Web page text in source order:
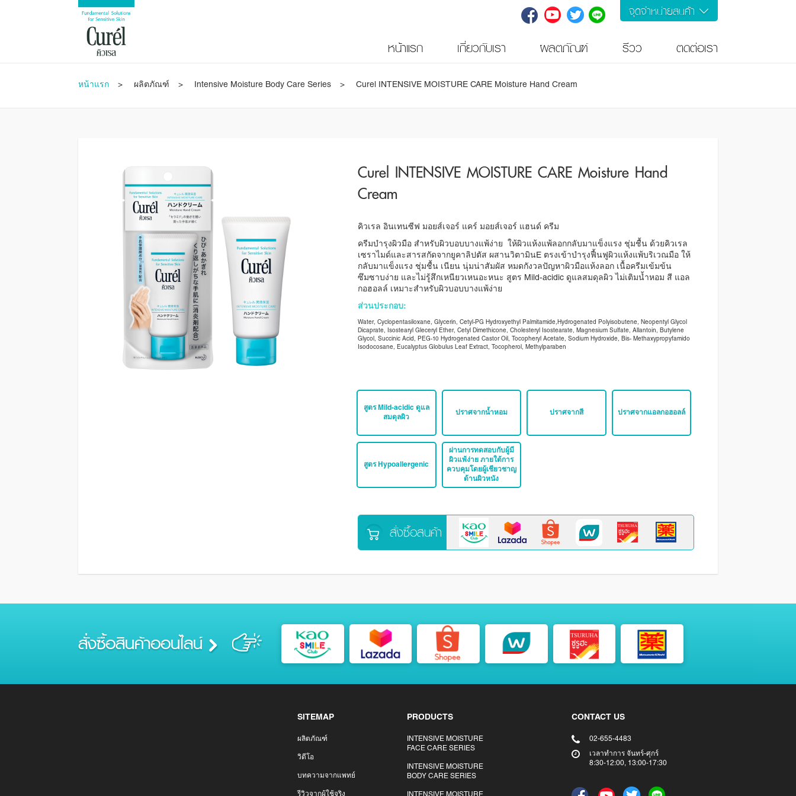
จุดจำหน่ายสินค้า
หน้าแรก เกี่ยวกับเรา ผลิตภัณฑ์ รีวิว ติดต่อเรา
หน้าแรก ผลิตภัณฑ์ Intensive Moisture Body Care Series Curel INTENSIVE MOISTURE CARE Moisture Hand Cream
Curel INTENSIVE MOISTURE CARE Moisture Hand
Cream
คิวเรล อินเทนซีฟ มอยส์เจอร์ แคร์ มอยส์เจอร์ แฮนด์ ครีม
ครีมบำรุงผิวมือ สำหรับผิวบอบบางแพ้ง่าย ให้ผิวแห้งแพ้ลอกกลับมาแข็งแรง ชุ่มชื้น ด้วยคิวเรล
เซราไมด์และสารสกัดจากยูคาลิปตัส ผสานวิตามินE ตรงเข้าบำรุงฟื้นฟูผิวแห้งแพ้บริเวณมือ ให้
กลับมาแข็งแรง ชุ่มชื้น เนียน นุ่มน่าสัมผัส หมดกังวลปัญหาผิวมือแห้งลอก เนื้อครีมเข้มข้น
ซึมซาบง่าย และไม่รู้สึกเหนียวเหนอะหนะ สูตร Mild-acidic ดูแลสมดุลผิว ไม่เติมน้ำหอม สี แอล
กอฮอลล์ เหมาะสำหรับผิวบอบบางแพ้ง่าย
ส่วนประกอบ:
Water, Cyclopentasiloxane, Glycerin, Cetyl-PG Hydroxyethyl Palmitamide,Hydrogenated Polyisobutene, Neopentyl Glycol
Dicaprate, Isostearyl Gleceryl Ether, Cetyl Dimethicone, Cholesteryl Isostearate, Magnesium Sulfate, Allantoin, Butylene
Glycol, Succinic Acid, PEG-10 Hydrogenated Castor Oil, Tocopheryl Acetate, Sodium Hydroxide, Bis- Methaxypropyfamido
Isodocosane, Eucalyptus Globulus Leaf Extract, Tocopherol, Methylparaben
สูตร Mild-acidic ดูแล
สมดุลผิว
ปราศจากน้ำหอม ปราศจากสี ปราศจากแอลกอฮอลล์
สูตร Hypoallergenic
ผ่านการทดสอบกับผู้มี
ผิวแพ้ง่าย ภายใต้การ
ควบคุมโดยผู้เชียวชาญ
ด้านผิวหนัง
สั่งซื้อสินค้า
สั่งซื้อสินค้าออนไลน์
SITEMAP
ผลิตภัณฑ์
วิดีโอ
บทความจากแพทย์
รีวิวจากผู้ใช้จริง
PRODUCTS
INTENSIVE MOISTURE
FACE CARE SERIES
INTENSIVE MOISTURE
BODY CARE SERIES
CONTACT US
02-655-4483
เวลาทำการ จันทร์-ศุกร์
8:30-12:00, 13:00-17:30